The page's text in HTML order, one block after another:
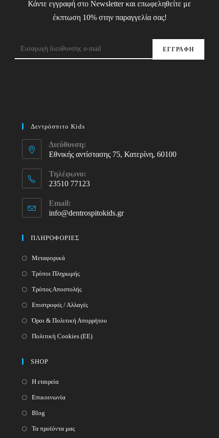
Κάντε εγγραφή στο Newsletter και επωφεληθείτε με
έκπτωση 10% στην παραγγελία σας!
ΕΓΓΡΑΦΗ
Δεντρόσπιτο Kids
Διεύθυνση:
Εθνικής αντίστασης 75, Κατερίνη, 60100
Τηλέφωνο:
23510 77123
in
your
Email:
info@dentrospitokids.grOpens
ΠΛΗΡΟΦΟΡΙΕΣ
Μεταφορικά
Τρόποι Πληρωμής
Τρόπος Αποστολής
Επιστροφές / Αλλαγές
Όροι & Πολιτική Απορρήτου
Πολιτική Cookies (ΕΕ)
SHOP
Η εταιρεία
Επικοινωνία
Blog
Τα προϊόντα μας